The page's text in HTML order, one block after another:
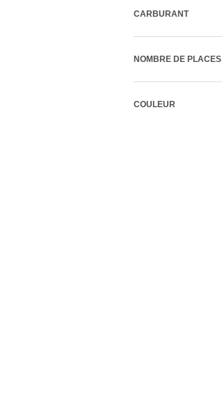
CARBURANT
NOMBRE DE PLACES
COULEUR